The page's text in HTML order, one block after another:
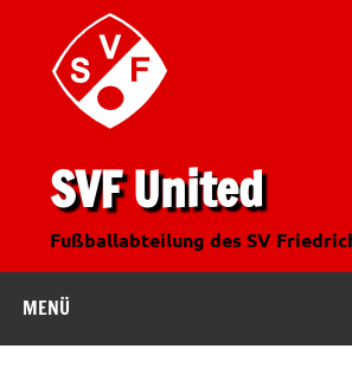
SVF United
Fußballabteilung des SV
MENÜ